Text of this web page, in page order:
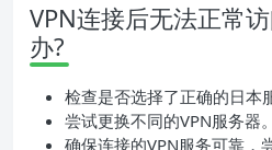
VPN连接后无法正常
办?
检查是否选择了正确的日本
尝试更换不同的VPN服务器。
确保连接的VPN服务可靠，